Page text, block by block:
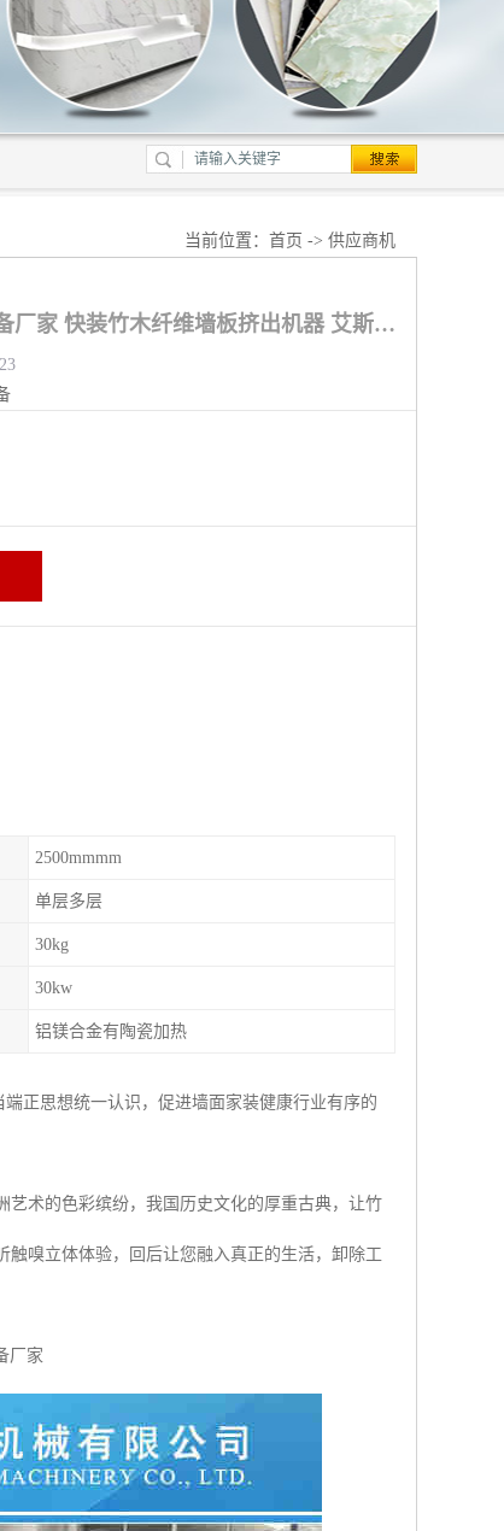
当前位置： 首页 -> 供应商机
杭州PVC护墙板生产线设备厂家 快装竹木纤维墙板挤出机器 艾斯曼机械
2500mmmm
单层多层
30kg
30kw
铝镁合金有陶瓷加热
正思想统一认识，促进墙面家装健康行业有序的
术的色彩缤纷，我国历史文化的厚重古典，让竹
嗅立体体验，回后让您融入真正的生活，卸除工
厂家